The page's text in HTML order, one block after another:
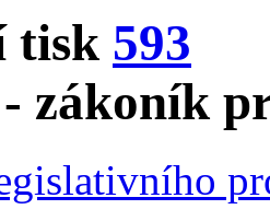
tisk 593
zákoník